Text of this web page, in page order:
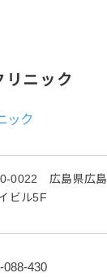
リニック
0022 広島県広
ビル5F
088-430